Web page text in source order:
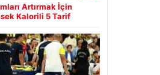
Artırmak İçin
Kalorili 5 Tarif